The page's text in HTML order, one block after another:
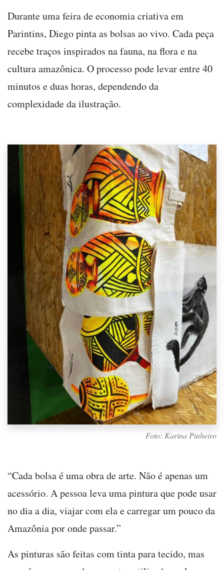
Durante uma feira de economia criativa em
Parintins, Diego pinta as bolsas ao vivo. Cada peça
recebe traços inspirados na fauna, na flora e na
cultura amazônica. O processo pode levar entre 40
minutos e duas horas, dependendo da
complexidade da ilustração.
Foto: Karina Pinheiro
“Cada bolsa é uma obra de arte. Não é apenas um
acessório. A pessoa leva uma pintura que pode usar
no dia a dia, viajar com ela e carregar um pouco da
Amazônia por onde passar.”
As pinturas são feitas com tinta para tecido, mas